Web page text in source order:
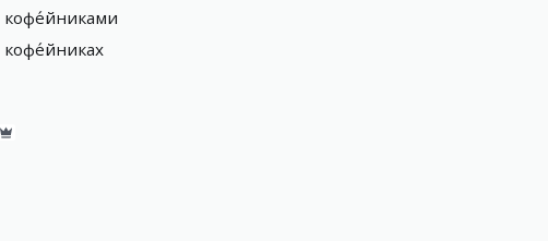
кофе́йниками
кофе́йниках